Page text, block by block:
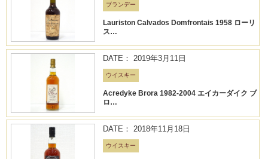
ブランデー
Lauriston Calvados Domfrontais 1958 ローリ
ス…
DATE： 2019年3月11日
ウイスキー
Acredyke Brora 1982-2004 エイカーダイク ブ
ロ…
DATE： 2018年11月18日
ウイスキー